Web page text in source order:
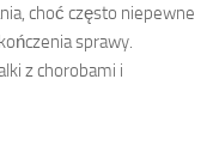
choć często niepewne
sprawy.
z chorobami i